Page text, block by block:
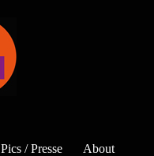
Pics / Presse About